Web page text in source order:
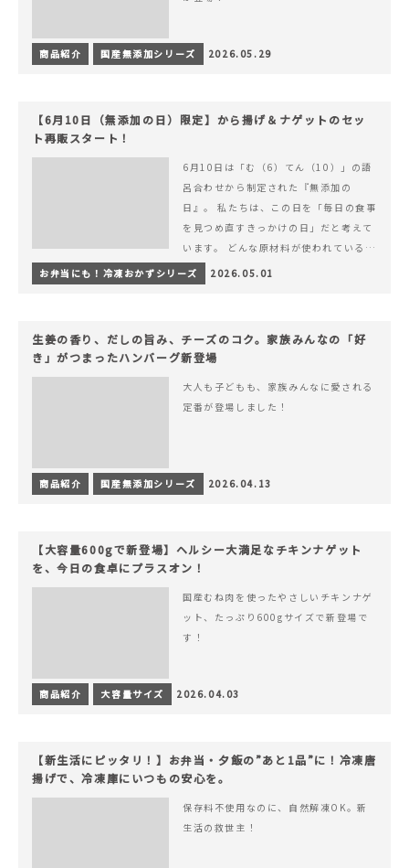
商品紹介 国産無添加シリーズ 2026.05.29
【6月10日（無添加の日）限定】から揚げ＆ナゲットのセッ
ト再販スタート！
6月10日は「む（6）てん（10）」の語
呂合わせから制定された『無添加の
日』。 私たちは、この日を「毎日の食事
を見つめ直すきっかけの日」だと考えて
います。 どんな原材料が使われているの
か。 どのようにつくられているのか。&
hellip; 続きを読む 【6月10日（無添加
お弁当にも！冷凍おかずシリーズ 2026.05.01
生姜の香り、だしの旨み、チーズのコク。家族みんなの「好
き」がつまったハンバーグ新登場
大人も子どもも、家族みんなに愛される
定番が登場しました！
商品紹介 国産無添加シリーズ 2026.04.13
【大容量600gで新登場】ヘルシー大満足なチキンナゲット
を、今日の食卓にプラスオン！
国産むね肉を使ったやさしいチキンナゲ
ット、たっぷり600gサイズで新登場で
す！
商品紹介 大容量サイズ 2026.04.03
【新生活にピッタリ！】お弁当・夕飯の”あと1品”に！冷凍唐
揚げで、冷凍庫にいつもの安心を。
保存料不使用なのに、自然解凍OK。新
生活の救世主！